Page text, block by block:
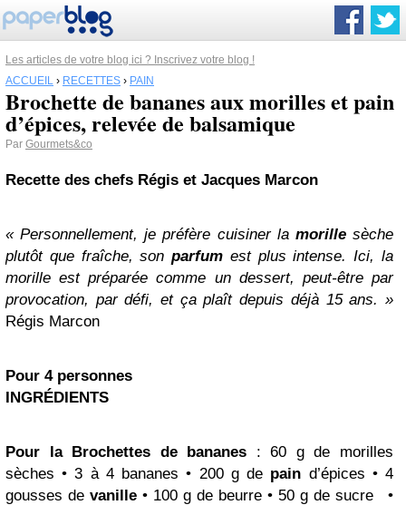
Les articles de votre blog ici ? Inscrivez votre blog !
ACCUEIL › RECETTES › PAIN
Brochette de bananes aux morilles et pain
d’épices, relevée de balsamique
Par Gourmets&co
Recette des chefs Régis et Jacques Marcon
« Personnellement, je préfère cuisiner la morillesèche
plutôt que fraîche, sonparfum est plus intense. Ici, la
morille est préparée comme un dessert, peut-être par
provocation, par défi, et ça plaît depuis déjà 15 ans. »
Régis Marcon
Pour 4 personnes
INGRÉDIENTS
Pour la Brochettes de bananes : 60 g de morilles
sèches • 3 à 4 bananes • 200 g de pain d’épices • 4
gousses de vanille • 100 g de beurre • 50 g de sucre •